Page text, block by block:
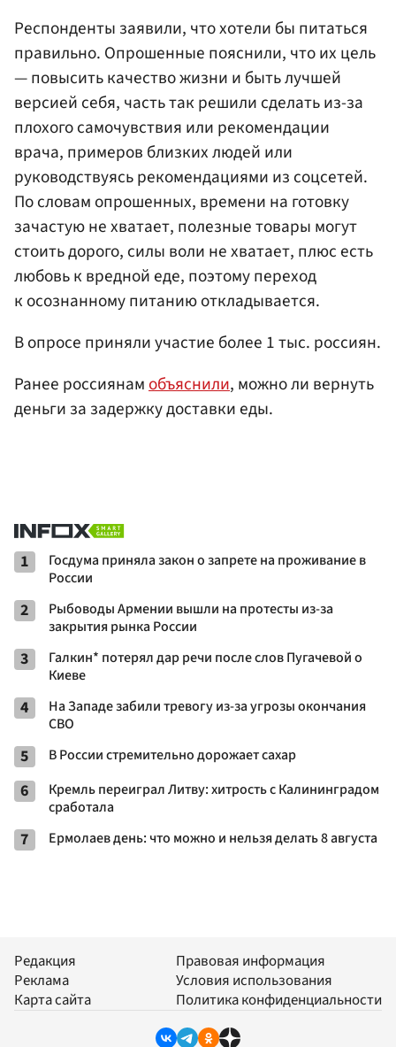
Респонденты заявили, что хотели бы питаться
правильно. Опрошенные пояснили, что их цель
— повысить качество жизни и быть лучшей
версией себя, часть так решили сделать из-за
плохого самочувствия или рекомендации
врача, примеров близких людей или
руководствуясь рекомендациями из соцсетей.
По словам опрошенных, времени на готовку
зачастую не хватает, полезные товары могут
стоить дорого, силы воли не хватает, плюс есть
любовь к вредной еде, поэтому переход
к осознанному питанию откладывается.
В опросе приняли участие более 1 тыс. россиян.
Ранее россиянамобъяснили, можно ли вернуть
деньги за задержку доставки еды.
1
Госдума приняла закон о запрете на проживание в
России
2
Рыбоводы Армении вышли на протесты из-за
закрытия рынка России
3
Галкин* потерял дар речи после слов Пугачевой о
Киеве
4
На Западе забили тревогу из-за угрозы окончания
СВО
5 В России стремительно дорожает сахар
6
Кремль переиграл Литву: хитрость с Калининградом
сработала
7 Ермолаев день: что можно и нельзя делать 8 августа
Редакция
Реклама
Карта сайта
Правовая информация
Условия использования
Политика конфиденциальности